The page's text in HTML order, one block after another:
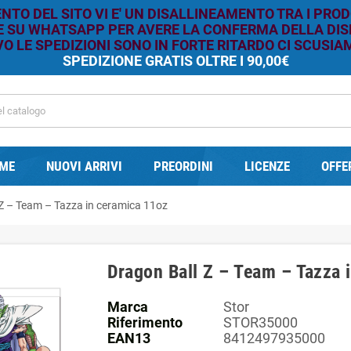
DEL SITO VI E' UN DISALLINEAMENTO TRA I
SU WHATSAPP PER AVERE LA CONFERMA DELLA
LE SPEDIZIONI SONO IN FORTE RITARDO CI
SPEDIZIONE GRATIS OLTRE I 90,00€
NUOVI ARRIVI PREORDINI LICENZE
– Team – Tazza in ceramica 11oz
Dragon Ball Z – Team – Tazza
Marca
Stor
Riferimento
STOR35000
EAN13
8412497935000